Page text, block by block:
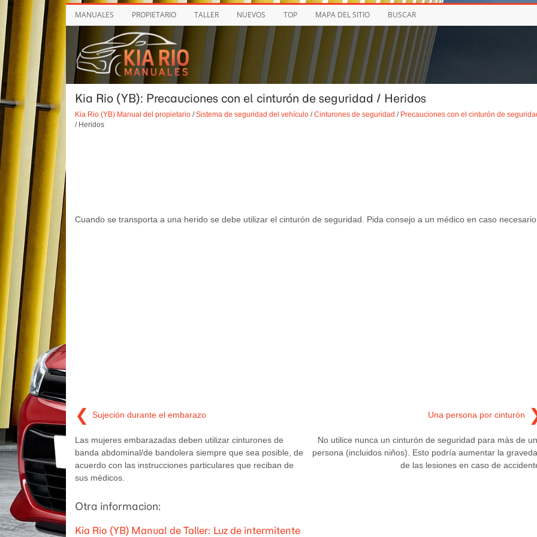
MANUALES PROPIETARIO TALLER NUEVOS TOP MAPA DEL SITIO BUSCAR
Kia Rio (YB): Precauciones con el cinturón de seguridad / Heridos
Kia Rio (YB) Manual del propietario/Sistema de seguridad del vehículo/Cinturones de seguridad / Precauciones con el cinturón de
/ Heridos
Cuando se transporta a una herido se debe utilizar el cinturón de seguridad. Pida consejo a un médico en caso
❮ Sujeción durante el embarazo
Las mujeres embarazadas deben utilizar cinturones de
banda abdominal/de bandolera siempre que sea posible, de
acuerdo con las instrucciones particulares que reciban de
sus médicos.
Una persona por cinturón
No utilice nunca un cinturón de seguridad para más de
persona (incluidos niños). Esto podría aumentar la
de las lesiones en caso de
Otra informacion:
Kia Rio (YB) Manual de Taller: Luz de intermitente